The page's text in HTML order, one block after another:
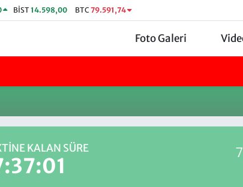
BİST14.598,00 BTC 79.591,74
Foto Galeri
KALAN SÜRE